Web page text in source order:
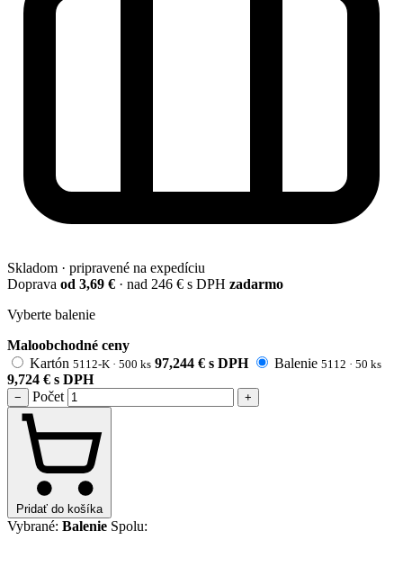
Skladom · pripravené na expedíciu
Doprava od 3,69 € · nad 246 € s DPH zadarmo
Vyberte balenie
Maloobchodné ceny
Kartón 5112-K · 500 ks 97,244 € s DPH Balenie 5112 · 50 ks
9,724 € s DPH
− Počet +
Pridať do košíka
Vybrané: Balenie Spolu: